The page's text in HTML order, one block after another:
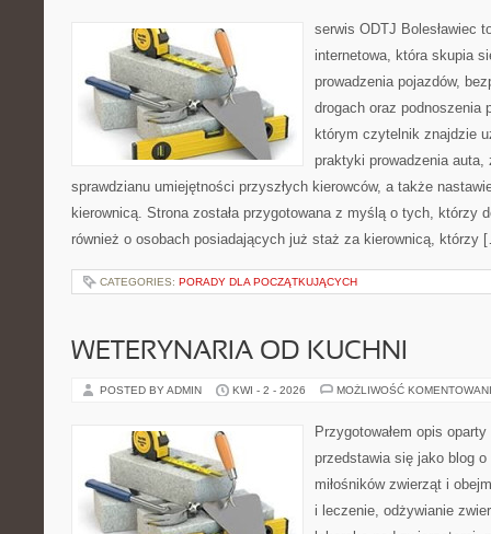
serwis ODTJ Bolesławiec
internetowa, która skupia
prowadzenia pojazdów,
drogach oraz podnoszenia
którym czytelnik znajdzie
praktyki prowadzenia auta,
sprawdzianu umiejętności przyszłych kierowców, a także
kierownicą. Strona została przygotowana z myślą o tych, którzy
również o osobach posiadających już staż za kierownicą, którzy
CATEGORIES: PORADY DLA POCZĄTKUJĄCYCH
WETERYNARIA OD KUCHNI
POSTED BY ADMIN KWI - 2 - 2026 MOŻLIWOŚĆ
Przygotowałem opis
przedstawia się jako blog
miłośników zwierząt i
i leczenie, odżywianie